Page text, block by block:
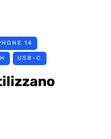
14
USB-C